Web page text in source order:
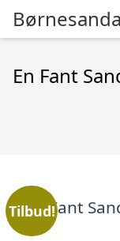
En Fant
Tilbud!